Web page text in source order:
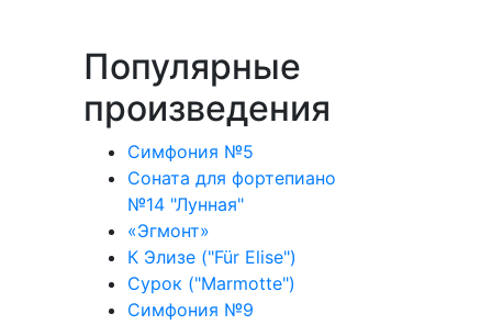
Популярные
произведения
Симфония №5
Соната для фортепиано
№14 "Лунная"
«Эгмонт»
К Элизе ("Für Elise")
Сурок ("Marmotte")
Симфония №9